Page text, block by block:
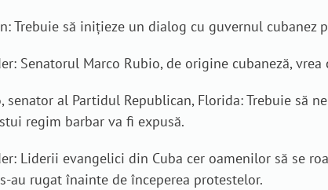
Trebuie să inițieze un dialog cu guvernul
Senatorul Marco Rubio, de origine cubaneză,
senator al Partidul Republican, Florida: Trebuie să
regim barbar va fi expusă.
Liderii evangelici din Cuba cer oamenilor să se
au rugat înainte de începerea protestelor.